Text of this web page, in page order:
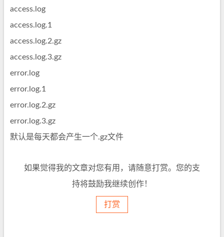
access.log
access.log.1
access.log.2.gz
access.log.3.gz
error.log
error.log.1
error.log.2.gz
error.log.3.gz
默认是每天都会产生一个.gz文件
如果觉得我的文章对您有用，请随意打赏。您的支
持将鼓励我继续创作！
打赏